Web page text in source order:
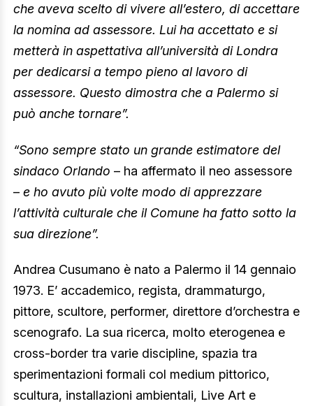
che aveva scelto di vivere all’estero, di accettare
la nomina ad assessore. Lui ha accettato e si
metterà in aspettativa all’università di Londra
per dedicarsi a tempo pieno al lavoro di
assessore. Questo dimostra che a Palermo si
può anche tornare”.
“Sono sempre stato un grande estimatore del
sindaco Orlando – ha affermato il neo assessore
– e ho avuto più volte modo di apprezzare
l’attività culturale che il Comune ha fatto sotto la
sua direzione”.
Andrea Cusumano è nato a Palermo il 14 gennaio
1973. E’ accademico, regista, drammaturgo,
pittore, scultore, performer, direttore d’orchestra e
scenografo. La sua ricerca, molto eterogenea e
cross-border tra varie discipline, spazia tra
sperimentazioni formali col medium pittorico,
scultura, installazioni ambientali, Live Art e